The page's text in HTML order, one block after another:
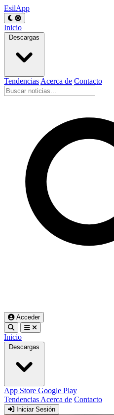
EsilApp
Inicio
Descargas
Tendencias Acerca de Contacto
Acceder
Inicio
Descargas
App Store Google Play
Tendencias Acerca de Contacto
Iniciar Sesión